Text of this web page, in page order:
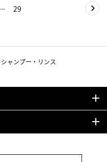
29
シャンプー・リンス